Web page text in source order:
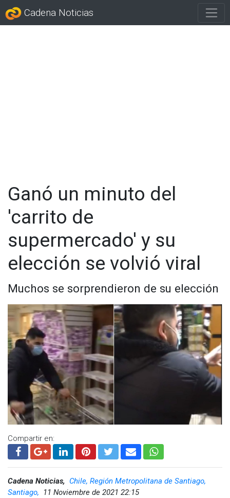
Cadena Noticias
Ganó un minuto del
'carrito de
supermercado' y su
elección se volvió viral
Muchos se sorprendieron de su elección
Compartir en:
Cadena Noticias, Chile, Región Metropolitana de Santiago,
Santiago,
11 Noviembre de 2021 22:15